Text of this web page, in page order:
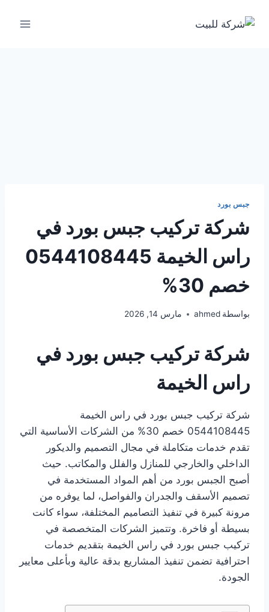
جبس بورد
شركة تركيب جبس بورد في
راس الخيمة 0544108445
خصم 30%
بواسطة ahmed مارس 14, 2026
شركة تركيب جبس بورد في
راس الخيمة
شركة تركيب جبس بورد في راس الخيمة
0544108445 خصم 30% من الشركات الأساسية التي
تقدم خدمات متكاملة في مجال التصميم والديكور
الداخلي والخارجي للمنازل والفلل والمكاتب. حيث
أصبح الجبس بورد من أهم المواد المستخدمة في
تصميم الأسقف والجدران والفواصل، لما يوفره من
مرونة كبيرة في تنفيذ التصاميم المختلفة، سواء كانت
بسيطة أو فاخرة. وتتميز الشركات المتخصصة في
تركيب جبس بورد في راس الخيمة بتقديم خدمات
احترافية تضمن تنفيذ المشاريع بدقة عالية وبأعلى معايير
الجودة.